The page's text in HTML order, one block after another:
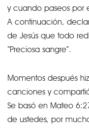
y cuando paseos por
A continuación,
de Jesús que todo
“Preciosa sangre”.
Momentos después
canciones y
Se basó en Mateo
de ustedes, por